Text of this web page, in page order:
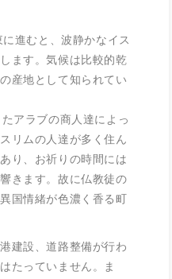
進むと、波静かなイス
ます。気候は比較的乾
産地として知られてい
アラブの商人達によっ
リムの人達が多く住ん
り、お祈りの時間には
きます。故に仏教徒の
国情緒が色濃く香る町
建設、道路整備が行わ
たっていません。ま